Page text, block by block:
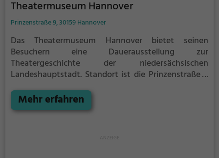
Theatermuseum Hannover
Prinzenstraße 9, 30159 Hannover
Das Theatermuseum Hannover bietet seinen
Besuchern eine Dauerausstellung zur
Theatergeschichte der niedersächsischen
Landeshauptstadt. Standort ist die Prinzenstraße 9
Eingangshalle des Schauspielhauses.
Mehr erfahren